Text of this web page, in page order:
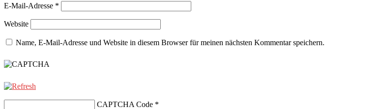
E-Mail-Adresse *
Website
Name, E-Mail-Adresse und Website in diesem Browser für meinen nächsten Kommentar speichern.
CAPTCHA Code *